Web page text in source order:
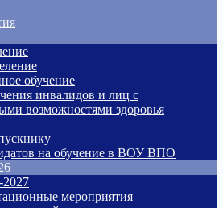
обучение
инвалидов и лиц с
возможностями здоровья
на обучение в ВОУ ВПО
мероприятия